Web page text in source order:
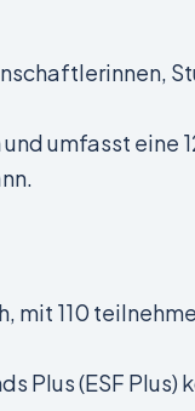
umfasst eine
110
Plus (ESF Plus)